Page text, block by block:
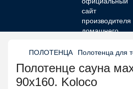
ПОЛОТЕНЦА Полотенца для
Полотенце сауна
90х160. Koloco